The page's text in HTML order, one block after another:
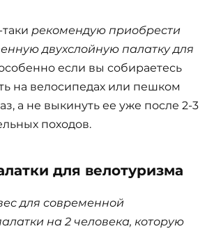
рекомендую приобрести
двухслойную палатку для
если вы собираетесь
на велосипедах или пешком
а не выкинуть ее уже после 2-3
походов.
для велотуризма
для современной
на 2 человека, которую